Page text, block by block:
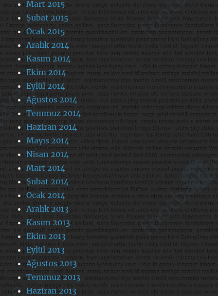
Mart 2015
Şubat 2015
Ocak 2015
Aralık 2014
Kasım 2014
Ekim 2014
Eylül 2014
Ağustos 2014
Temmuz 2014
Haziran 2014
Mayıs 2014
Nisan 2014
Mart 2014
Şubat 2014
Ocak 2014
Aralık 2013
Kasım 2013
Ekim 2013
Eylül 2013
Ağustos 2013
Temmuz 2013
Haziran 2013